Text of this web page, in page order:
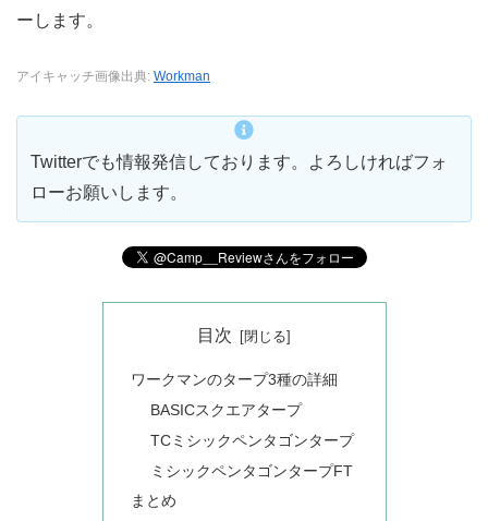
ーします。
アイキャッチ画像出典: Workman
Twitterでも情報発信しております。よろしければフォ
ローお願いします。
目次
ワークマンのタープ3種の詳細
BASICスクエアタープ
TCミシックペンタゴンタープ
ミシックペンタゴンタープFT
まとめ